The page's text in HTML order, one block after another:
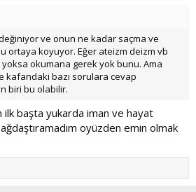
ve onun ne kadar saçma ve
ortaya koyuyor. Eğer ateizm deizm vb
yoksa okumana gerek yok bunu. Ama
kafandaki bazı sorulara cevap
biri bu olabilir.
ilk başta yukarda iman ve hayat
oyüzden emin olmak